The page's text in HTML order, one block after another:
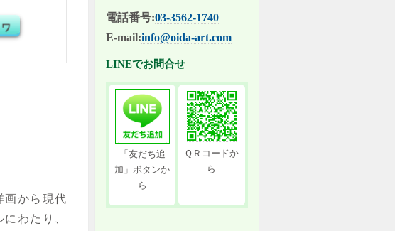
ワ
画から現代
わたり、
電話番号:03-3562-1740
E-mail:info@oida-art.com
LINEでお問合せ
「友だち追
加」ボタンか
ら
ＱＲコードか
ら